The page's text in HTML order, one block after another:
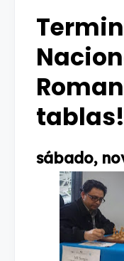
tablas!
sábado,